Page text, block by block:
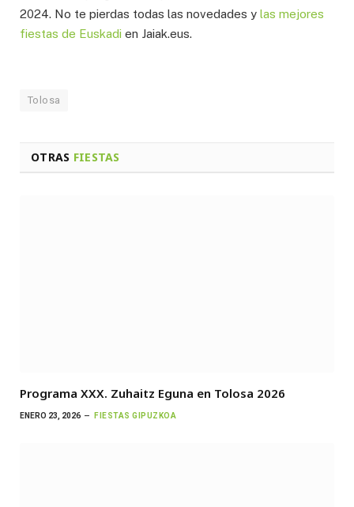
2024. No te pierdas todas las novedades y las mejores
fiestas de Euskadi en Jaiak.eus.
Tolosa
OTRAS FIESTAS
Programa XXX. Zuhaitz Eguna en Tolosa 2026
ENERO 23, 2026 FIESTAS GIPUZKOA